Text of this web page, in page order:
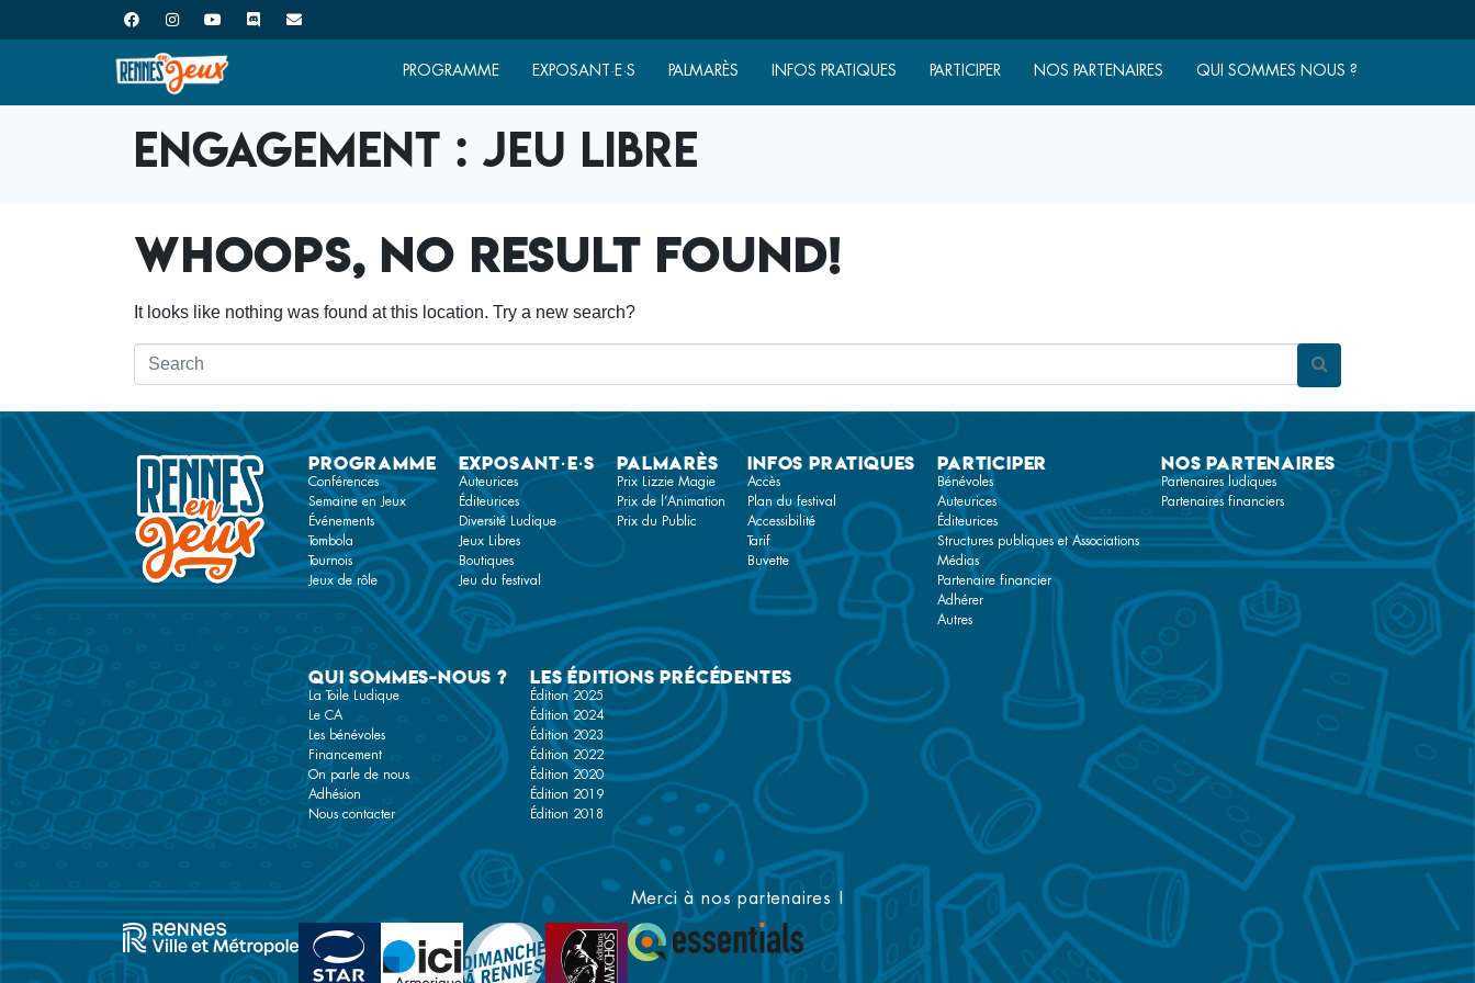
PROGRAMME EXPOSANT·E·S PALMARÈS INFOS PRATIQUES PARTICIPER NOS PARTENAIRES QUI SOMMES NOUS ?
Engagement : Jeu libre
Whoops, no result found!
It looks like nothing was found at this location. Try a new search?
Programme
Conférences
Semaine en Jeux
Événements
Tombola
Tournois
Jeux de rôle
Exposant·e·s
Auteurices
Éditeurices
Diversité Ludique
Jeux Libres
Boutiques
Jeu du festival
Palmarès
Prix Lizzie Magie
Prix de l’Animation
Prix du Public
Infos pratiques
Accès
Plan du festival
Accessibilité
Tarif
Buvette
Participer
Bénévoles
Auteurices
Éditeurices
Structures publiques et Associations
Médias
Partenaire financier
Adhérer
Autres
Nos partenaires
Partenaires ludiques
Partenaires financiers
Qui sommes-nous ?
La Toile Ludique
Le CA
Les bénévoles
Financement
On parle de nous
Adhésion
Nous contacter
Les éditions précédentes
Édition 2025
Édition 2024
Édition 2023
Édition 2022
Édition 2020
Édition 2019
Édition 2018
Merci à nos partenaires !